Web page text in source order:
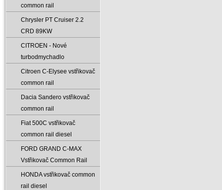
common rail
Chrysler PT Cruiser 2.2
CRD 89KW
CITROEN - Nové
turbodmychadlo
Citroen C-Elysee vstřikovač
common rail
Dacia Sandero vstřikovač
common rail
Fiat 500C vstřikovač
common rail diesel
FORD GRAND C-MAX
Vstřikovač Common Rail
HONDA vstřikovač common
rail diesel